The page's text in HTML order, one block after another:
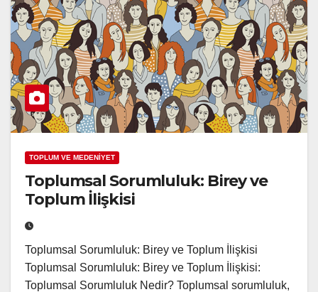
TOPLUM VE MEDENİYET
Toplumsal Sorumluluk: Birey ve
Toplum İlişkisi
Toplumsal Sorumluluk: Birey ve Toplum İlişkisi
Toplumsal Sorumluluk: Birey ve Toplum İlişkisi:
Toplumsal Sorumluluk Nedir? Toplumsal sorumluluk,